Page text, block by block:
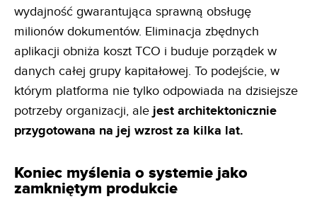
wydajność gwarantująca sprawną obsługę
milionów dokumentów. Eliminacja zbędnych
aplikacji obniża koszt TCO i buduje porządek w
danych całej grupy kapitałowej. To podejście, w
którym platforma nie tylko odpowiada na dzisiejsze
potrzeby organizacji, ale jest architektonicznie
przygotowana na jej wzrost za kilka lat.
Koniec myślenia o systemie jako
zamkniętym produkcie